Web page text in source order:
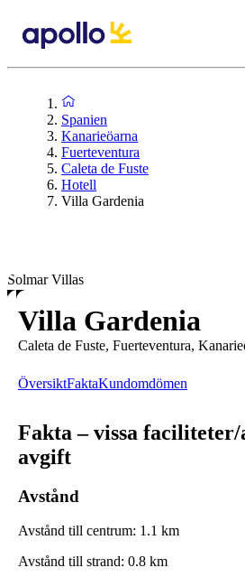
Spanien
Kanarieöarna
Fuerteventura
Caleta de Fuste
Hotell
Villa Gardenia
Solmar Villas
Villa Gardenia
Caleta de Fuste, Fuerteventura,
ÖversiktFaktaKundomdömen
Fakta – vissa
avgift
Avstånd
Avstånd till centrum: 1.1 km
Avstånd till strand: 0.8 km